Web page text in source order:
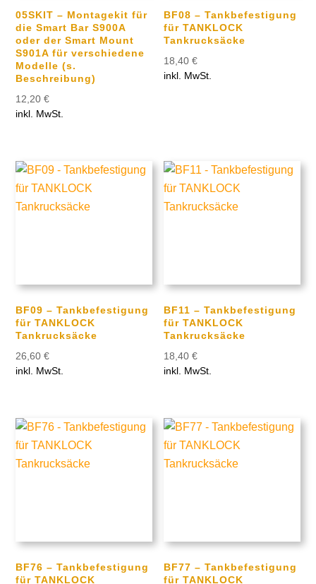
05SKIT – Montagekit für
die Smart Bar S900A
oder der Smart Mount
S901A für verschiedene
Modelle (s.
Beschreibung)
12,20€
inkl. MwSt.
BF08 – Tankbefestigung
für TANKLOCK
Tankrucksäcke
18,40€
inkl. MwSt.
BF09 – Tankbefestigung
für TANKLOCK
Tankrucksäcke
26,60€
inkl. MwSt.
BF11 – Tankbefestigung
für TANKLOCK
Tankrucksäcke
18,40€
inkl. MwSt.
BF76 – Tankbefestigung
für TANKLOCK
BF77 – Tankbefestigung
für TANKLOCK